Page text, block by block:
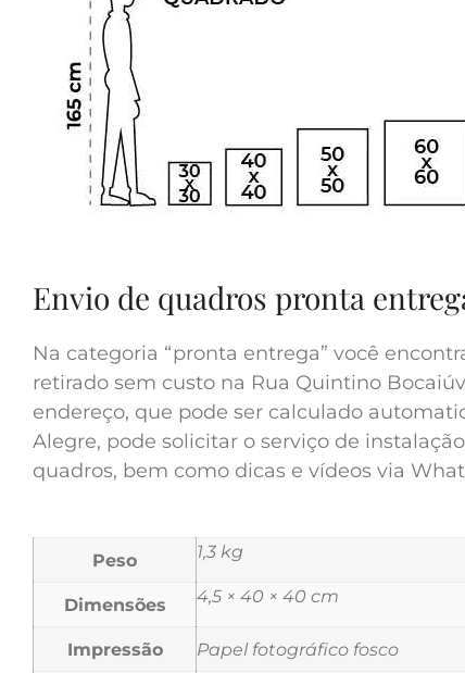
Envio de quadros pronta
Na categoria “pronta entrega” você
retirado sem custo na Rua Quintino
endereço, que pode ser calculado
Alegre, pode solicitar o serviço de
quadros, bem como dicas e vídeos via
Peso 1,3 kg
Dimensões 4,5 × 40 × 40 cm
Impressão Papel fotográfico fosco